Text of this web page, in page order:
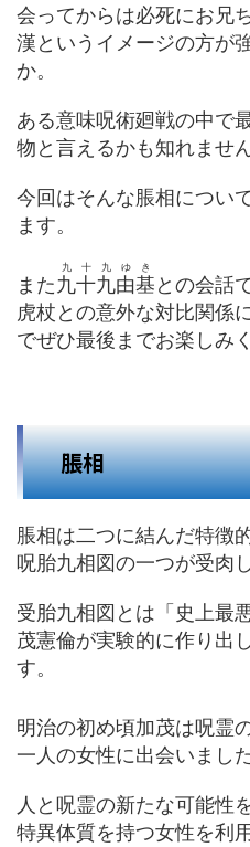
会ってからは必死にお兄
漢というイメージの方が
か。
ある意味呪術廻戦の中で
物と言えるかも知れません
今回はそんな脹相につい
ます。
また九十九由基
九十九ゆき
との会話
虎杖との意外な対比関係
でぜひ最後までお楽しみ
脹相
脹相は二つに結んだ特徴
呪胎九相図の一つが受肉
受胎九相図とは「史上最
茂憲倫が実験的に作り出
す。
明治の初め頃加茂は呪霊
一人の女性に出会いました
人と呪霊の新たな可能性
特異体質を持つ女性を利